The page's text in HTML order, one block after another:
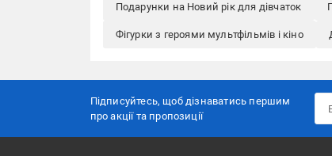
Подарунки на Новий рік для дівчаток
Фігурки з героями мультфільмів і кіно
Підписуйтесь, щоб дізнаватись першим
про акції та пропозиції